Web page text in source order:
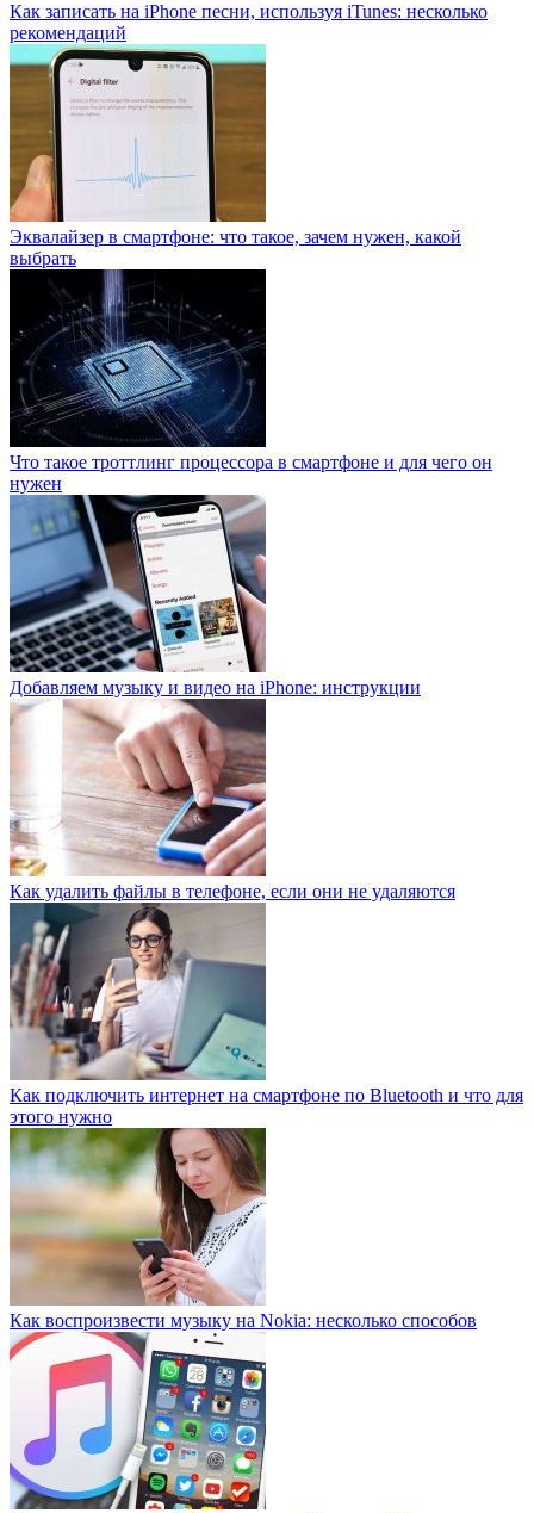
Как записать на iPhone песни, используя iTunes: несколько
рекомендаций
Эквалайзер в смартфоне: что такое, зачем нужен, какой
выбрать
Что такое троттлинг процессора в смартфоне и для чего он
нужен
Добавляем музыку и видео на iPhone: инструкции
Как удалить файлы в телефоне, если они не удаляются
Как подключить интернет на смартфоне по Bluetooth и что для
этого нужно
Как воспроизвести музыку на Nokia: несколько способов